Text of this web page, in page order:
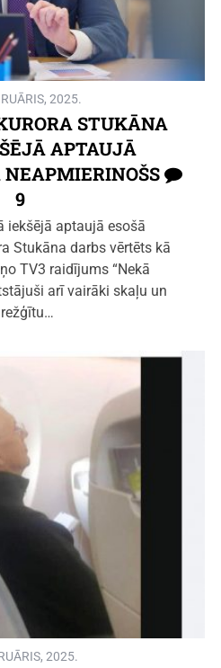
2025.
STUKĀNA
APTAUJĀ
9
iekšējā aptaujā esošā
Stukāna darbs vērtēts kā
TV3 raidījums “Nekā
arī vairāki skaļu un
2025.